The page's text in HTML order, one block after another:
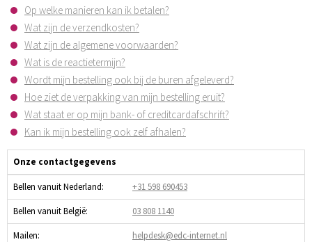
Op welke manieren kan ik betalen?
Wat zijn de verzendkosten?
Wat zijn de algemene voorwaarden?
Wat is de reactietermijn?
Wordt mijn bestelling ook bij de buren afgeleverd?
Hoe ziet de verpakking van mijn bestelling eruit?
Wat staat er op mijn bank- of creditcardafschrift?
Kan ik mijn bestelling ook zelf afhalen?
Onze contactgegevens
Bellen vanuit Nederland: +31 598 690453
Bellen vanuit België: 03 808 1140
Mailen: helpdesk@edc-internet.nl